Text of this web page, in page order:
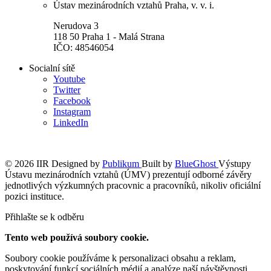
Ústav mezinárodních vztahů Praha, v. v. i.
Nerudova 3
118 50 Praha 1 - Malá Strana
IČO: 48546054
Socialní sítě
Youtube
Twitter
Facebook
Instagram
LinkedIn
© 2026 IIR Designed by Publikum Built by BlueGhost Výstupy
Ústavu mezinárodních vztahů (ÚMV) prezentují odborné závěry
jednotlivých výzkumných pracovnic a pracovníků, nikoliv oficiální
pozici instituce.
Přihlašte se k odběru
Tento web používá soubory cookie.
Soubory cookie používáme k personalizaci obsahu a reklam,
poskytování funkcí sociálních médií a analýze naší návštěvnosti.